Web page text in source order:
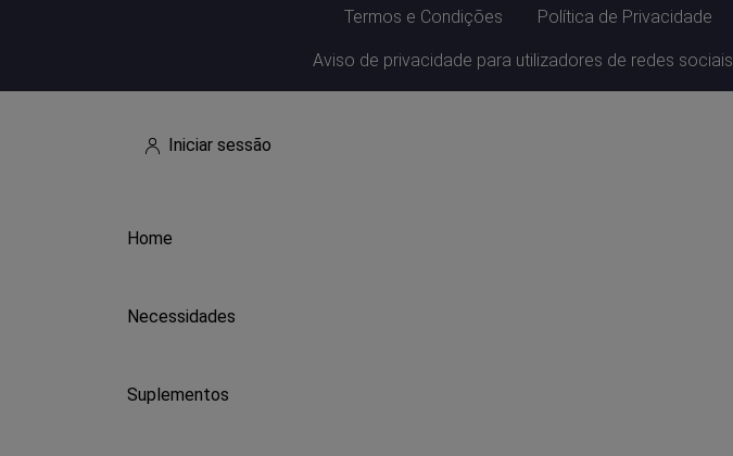
Termos e Condições Política de Privacidade
Aviso de privacidade para utilizadores de redes sociais
Iniciar sessão
Home
Necessidades
Suplementos